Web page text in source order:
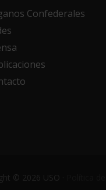
Confederales
© 2026 USO ·